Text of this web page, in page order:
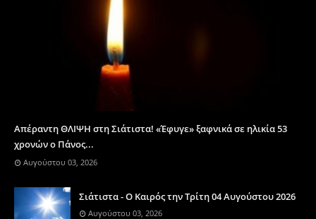
Απέραντη ΘΛΙΨΗ στη Σιάτιστα! «Έφυγε» ξαφνικά σε ηλικία 53
χρονών ο Πάνος...
Αυγούστου 03, 2026
Σιάτιστα - Ο Καιρός την Τρίτη 04 Αυγούστου 2026
Αυγούστου 03, 2026